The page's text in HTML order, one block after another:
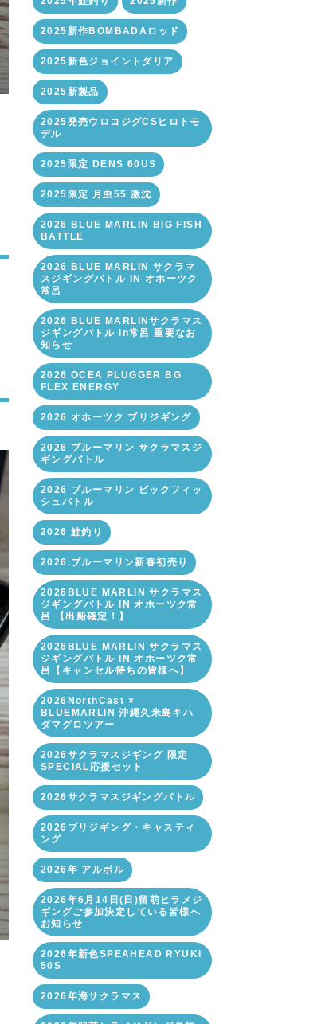
2025新作BOMBADAロッド
2025新色ジョイントダリア
2025新製品
2025発売ウロコジグCSヒロトモ
デル
2025限定 DENS 60US
2025限定 月虫55 激沈
2026 BLUE MARLIN BIG FISH
BATTLE
2026 BLUE MARLIN サクラマ
スジギングバトル IN オホーツク
常呂
2026 BLUE MARLINサクラマス
ジギングバトル in常呂 重要なお
知らせ
2026 OCEA PLUGGER BG
FLEX ENERGY
2026 オホーツク ブリジギング
2026 ブルーマリン サクラマスジ
ギングバトル
2026 ブルーマリン ビックフィッ
シュバトル
2026 鮭釣り
2026.ブルーマリン新春初売り
2026BLUE MARLIN サクラマス
ジギングバトル IN オホーツク常
呂 【出船確定！】
2026BLUE MARLIN サクラマス
ジギングバトル IN オホーツク常
呂【キャンセル待ちの皆様へ】
2026NorthCast ×
BLUEMARLIN 沖縄久米島キハ
ダマグロツアー
2026サクラマスジギング 限定
SPECIAL応援セット
2026サクラマスジギングバトル
2026ブリジギング・キャスティ
ング
2026年 アルボル
2026年6月14日(日)留萌ヒラメジ
ギングご参加決定している皆様へ
お知らせ
2026年新色SPEAHEAD RYUKI
50S
2026年海サクラマス